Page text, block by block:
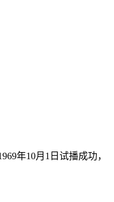
年10月1日试播成功，